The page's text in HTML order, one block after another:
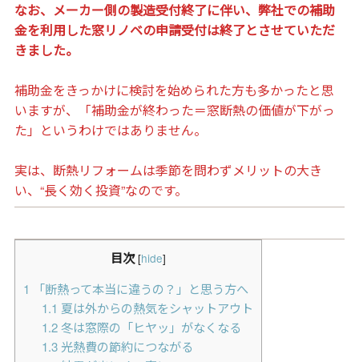
なお、メーカー側の製造受付終了に伴い、弊社での補助
金を利用した窓リノベの申請受付は終了とさせていただ
きました。
補助金をきっかけに検討を始められた方も多かったと思
いますが、「補助金が終わった＝窓断熱の価値が下がっ
た」というわけではありません。
実は、断熱リフォームは季節を問わずメリットの大き
い、“長く効く投資”なのです。
目次 [hide]
1 「断熱って本当に違うの？」と思う方へ
1.1 夏は外からの熱気をシャットアウト
1.2冬は窓際の「ヒヤッ」がなくなる
1.3光熱費の節約につながる